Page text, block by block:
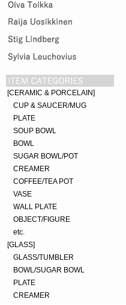
[CERAMIC & PORCELAIN]
CUP & SAUCER/MUG
PLATE
SOUP BOWL
BOWL
SUGAR BOWL/POT
CREAMER
COFFEE/TEA POT
VASE
WALL PLATE
OBJECT/FIGURE
etc.
[GLASS]
GLASS/TUMBLER
BOWL/SUGAR BOWL
PLATE
CREAMER